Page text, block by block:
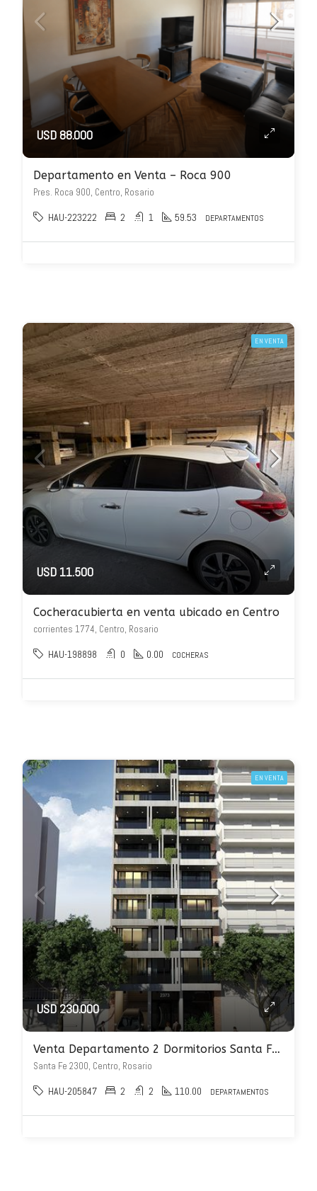
USD 88.000
Departamento en Venta – Roca 900
Pres. Roca 900, Centro, Rosario
HAU-223222 2 1 59.53 DEPARTAMENTOS
EN VENTA
USD 11.500
Cocheracubierta en venta ubicado en Centro
corrientes 1774, Centro, Rosario
HAU-198898 0 0.00 COCHERAS
EN VENTA
USD 230.000
Venta Departamento 2 Dormitorios Santa Fe 2300
Santa Fe 2300, Centro, Rosario
HAU-205847 2 2 110.00 DEPARTAMENTOS